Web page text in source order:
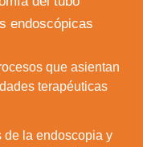
endoscópicas
que asientan
terapéuticas
de la endoscopia y